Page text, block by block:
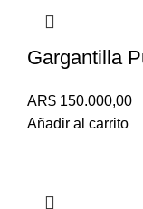
Gargantilla
AR$ 150.000,00
Añadir al carrito